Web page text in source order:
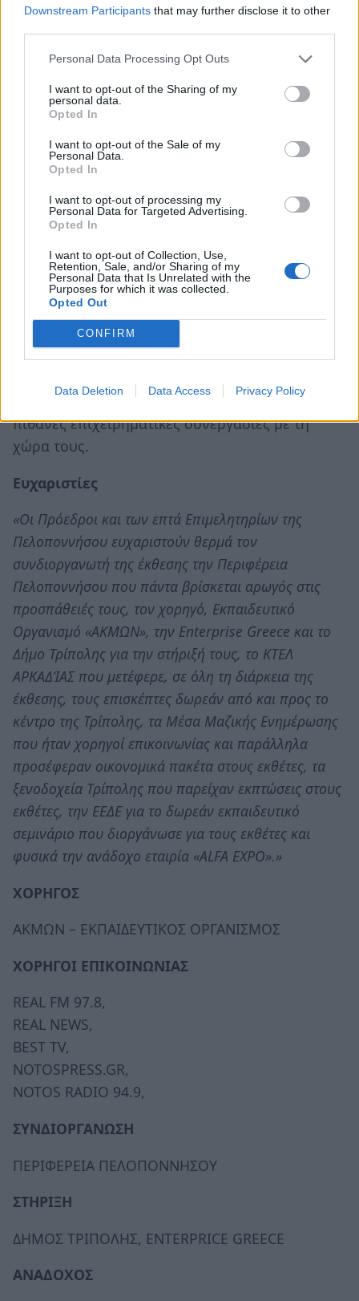
Downstream Participants that may further disclose it to other
Personal Data Processing Opt Outs
I want to opt-out of the Sharing of my
personal data.
Opted In
I want to opt-out of the Sale of my
Personal Data.
Opted In
I want to opt-out of processing my
Personal Data for Targeted Advertising.
Opted In
I want to opt-out of Collection, Use,
Retention, Sale, and/or Sharing of my
Personal Data that Is Unrelated with the
Purposes for which it was collected.
Opted Out
CONFIRM
Data Deletion Data Access Privacy Policy
Η έκθεση άφησε τις καλύτερες εντυπώσεις και
των οποίων από τον πολιτικό χώρο, ο
κοινωνικών ασφαλίσεων κ. Αναστάσιος
Πετρόπουλος, η Πρόεδρος του ΠΑΣΟΚ και
επικεφαλής της Δημοκρατικής Συμπαράταξης κ.
Φώφη Γεννηματά, ο Πρόεδρος της Ένωσης
Π.Ε. ΝΔ και Βουλευτής Ηρακλείου κ. Λευτέρης
Αυγενάκης.
Από τις Πρεσβείες το παρόν έδωσαν ο Πρέσβης
της Ιορδανίας κ. Fawwaz Al- Eitan, η Διευθύντρια
του Εμπορικού Τμήματος της Πρεσβείας της
Κίνας κα. Zhou Ruojun και εκπρόσωποι από τις
Πρεσβείες της Ινδονησίας και της Βουλγαρίας,
τους εκθέτες προκειμένου να συζητήσεις
πιθανές επιχειρηματικές συνεργασίες με τη
χώρα τους.
Ευχαριστίες
«Οι Πρόεδροι και των επτά Επιμελητηρίων της
Πελοποννήσου ευχαριστούν θερμά τον
συνδιοργανωτή της έκθεσης την Περιφέρεια
Πελοποννήσου που πάντα βρίσκεται αρωγός στις
προσπάθειές τους, τον χορηγό, Εκπαιδευτικό
Οργανισμό «ΑΚΜΩΝ», την Enterprise Greece και το
Δήμο Τρίπολης για την στήριξή τους, το ΚΤΕΛ
ΑΡΚΑΔΊΑΣ που μετέφερε, σε όλη τη διάρκεια της
έκθεσης, τους επισκέπτες δωρεάν από και προς το
κέντρο της Τρίπολης, τα Μέσα Μαζικής Ενημέρωσης
που ήταν χορηγοί επικοινωνίας και παράλληλα
προσέφεραν οικονομικά πακέτα στους εκθέτες, τα
ξενοδοχεία Τρίπολης που παρείχαν εκπτώσεις στους
εκθέτες, την ΕΕΔΕ για το δωρεάν εκπαιδευτικό
σεμινάριο που διοργάνωσε για τους εκθέτες και
φυσικά την ανάδοχο εταιρία «ALFA EXPO».»
ΧΟΡΗΓΟΣ
ΑΚΜΩΝ – ΕΚΠΑΙΔΕΥΤΙΚΟΣ ΟΡΓΑΝΙΣΜΟΣ
ΧΟΡΗΓΟΙ ΕΠΙΚΟΙΝΩΝΙΑΣ
REAL FM 97.8,
REAL NEWS,
BEST TV,
NOTOSPRESS.GR,
NOTOS RADIO 94.9,
ΣΥΝΔΙΟΡΓΑΝΩΣΗ
ΠΕΡΙΦΕΡΕΙΑ ΠΕΛΟΠΟΝΝΗΣΟΥ
ΣΤΗΡΙΞΗ
ΔΗΜΟΣ ΤΡΙΠΟΛΗΣ, ΕΝTERPRICE GREECE
ΑΝΑΔΟΧΟΣ